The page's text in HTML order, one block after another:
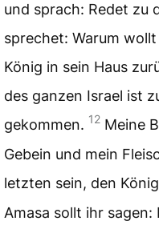
und sprach: Redet zu
sprechet: Warum
König in sein Haus
des ganzen Israel ist
gekommen. 12 Meine
Gebein und mein
letzten sein, den
Amasa sollt ihr